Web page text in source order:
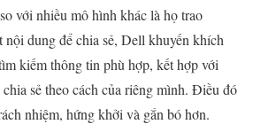
với nhiều mô hình khác là họ trao
dung để chia sẻ, Dell khuyến khích
kiếm thông tin phù hợp, kết hợp với
sẻ theo cách của riêng mình. Điều đó
nhiệm, hứng khởi và gắn bó hơn.